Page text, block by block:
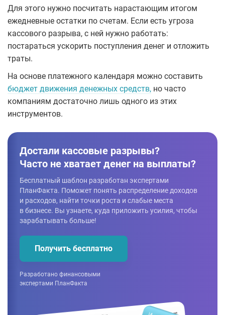
Для этого нужно посчитать нарастающим итогом
ежедневные остатки по счетам. Если есть угроза
кассового разрыва, с ней нужно работать:
постараться ускорить поступления денег и отложить
траты.
На основе платежного календаря можно составить
бюджет движения денежных средств, но часто
компаниям достаточно лишь одного из этих
инструментов.
Достали кассовые разрывы?
Часто не хватает денег на выплаты?
Бесплатный шаблон разработан экспертами
ПланФакта. Поможет понять распределение доходов
и расходов, найти точки роста и слабые места
в бизнесе. Вы узнаете, куда приложить усилия, чтобы
зарабатывать больше!
Получить бесплатно
Разработано финансовыми
экспертами ПланФакта